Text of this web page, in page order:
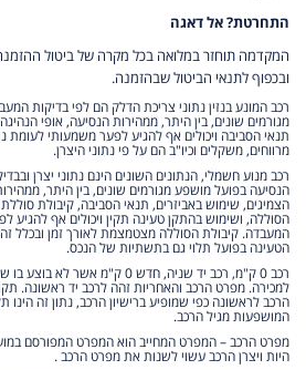
התחרטת? אל דאגה
המקדמה תוחזר במלואה בכל מקרה של ביטול
ובכפוף לתנאי הביטול שבהזמנה.
רכב המונע בנזין נתוני צריכת הדלק הם לפי בדיקות
מגורמים שונים, בין היתר, ממהירות הנסיעה, אופי
תנאי הסביבה ויכולים אף להגיע לפער משמעותי לעומת
מרווחים, משקלים וכיו"ב הם על פי נתוני היצרן.
רכב מנוע חשמלי, הנתונים השונים הינם נתוני יצרן
הנסיעה בפועל מושפע מגורמים שונים, בין היתר,
הצמיגים, שימוש באביזרים, תנאי הסביבה, קיבולת
הסוללה, ושימוש בהתקן טעינה תקין ויכולים אף להגיע
המעבדה. קיבולת הסוללה מצטמצמת לאורך זמן ובכלל
הטעינה בפועל תלוי גם בתשתיות של הנכס.
רכב 0 ק"מ, רכב יד שניה, חדש 0 ק"מ
למכירה. מפרט הרכב והאחריות זהה לרכב יד ראשונה.
הרכב לראשונה כפי שמופיע ברישיון הרכב, נתון זה
המושפעות מגיל הרכב.
מפרט הרכב – המפרט המחייב הוא המפרט המפורסם
היות ויצרן הרכב עשוי לשנות את מפרט הרכב .